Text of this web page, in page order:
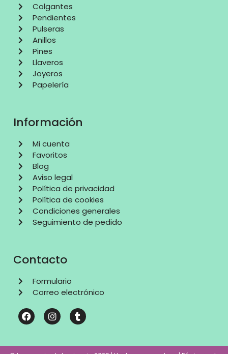
Colgantes
Pendientes
Pulseras
Anillos
Pines
Llaveros
Joyeros
Papelería
Información
Mi cuenta
Favoritos
Blog
Aviso legal
Política de privacidad
Política de cookies
Condiciones generales
Seguimiento de pedido
Contacto
Formulario
Correo electrónico